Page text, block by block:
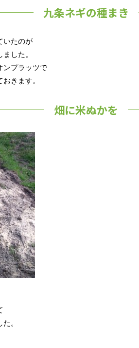
九条ネギの種まき
いたのが
した。
ンプラッツで
きます。
畑に米ぬかを
。